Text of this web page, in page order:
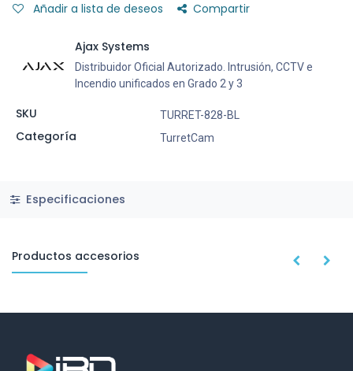
Añadir a lista de deseos Compartir
Ajax Systems
Distribuidor Oficial Autorizado. Intrusión, CCTV e
Incendio unificados en Grado 2 y 3
SKU TURRET-828-BL
Categoría TurretCam
Especificaciones
Productos accesorios